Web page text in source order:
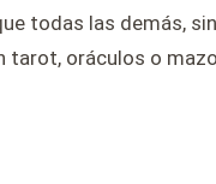
todas las demás,
tarot, oráculos o